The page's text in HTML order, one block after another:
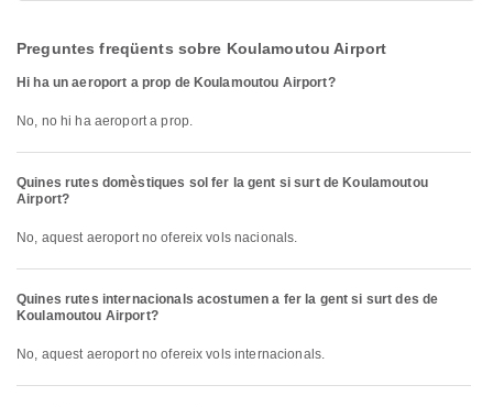
Preguntes freqüents sobre Koulamoutou Airport
Hi ha un aeroport a prop de Koulamoutou Airport?
No, no hi ha aeroport a prop.
Quines rutes domèstiques sol fer la gent si surt de Koulamoutou
Airport?
No, aquest aeroport no ofereix vols nacionals.
Quines rutes internacionals acostumen a fer la gent si surt des de
Koulamoutou Airport?
No, aquest aeroport no ofereix vols internacionals.